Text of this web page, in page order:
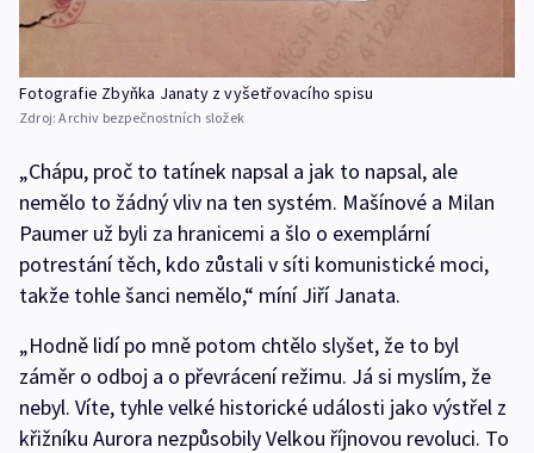
Fotografie Zbyňka Janaty z vyšetřovacího spisu
Zdroj:Archiv bezpečnostních složek
„Chápu, proč to tatínek napsal a jak to napsal, ale
nemělo to žádný vliv na ten systém. Mašínové a Milan
Paumer už byli za hranicemi a šlo o exemplární
potrestání těch, kdo zůstali v síti komunistické moci,
takže tohle šanci nemělo,“ míní Jiří Janata.
„Hodně lidí po mně potom chtělo slyšet, že to byl
záměr o odboj a o převrácení režimu. Já si myslím, že
nebyl. Víte, tyhle velké historické události jako výstřel z
křižníku Aurora nezpůsobily Velkou říjnovou revoluci. To